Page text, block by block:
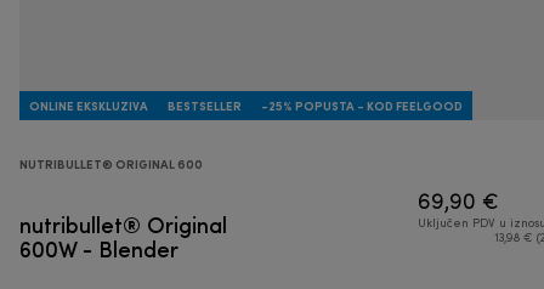
ONLINE EKSKLUZIVA BESTSELLER -25% POPUSTA - KOD FEELGOOD
NUTRIBULLET® ORIGINAL 600
nutribullet® Original
600W - Blender
69,90 €
Uključen PDV u
13,98 €